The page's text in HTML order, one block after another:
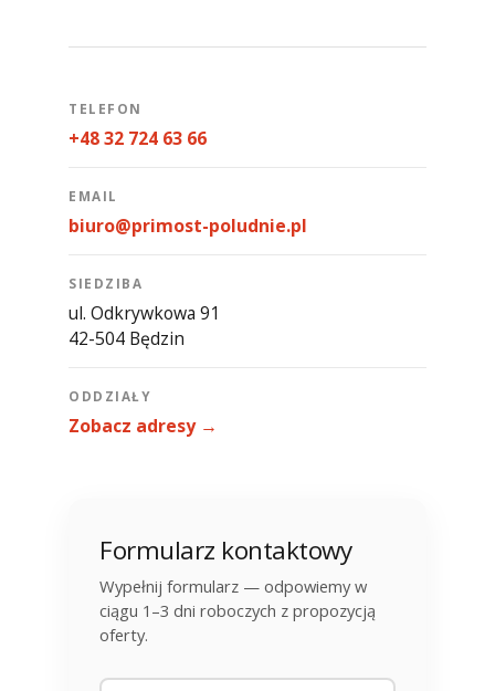
TELEFON
+48 32 724 63 66
EMAIL
biuro@primost-poludnie.pl
SIEDZIBA
ul. Odkrywkowa 91
42-504 Będzin
ODDZIAŁY
Zobacz adresy →
Formularz kontaktowy
Wypełnij formularz — odpowiemy w
ciągu 1–3 dni roboczych z propozycją
oferty.